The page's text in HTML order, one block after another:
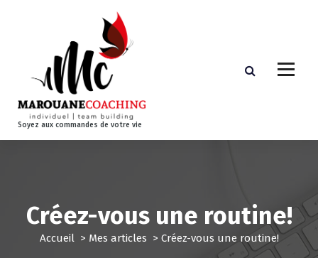
Soyez aux commandes de votre vie
Créez-vous une routine!
Accueil> Mes articles > Créez-vous une routine!